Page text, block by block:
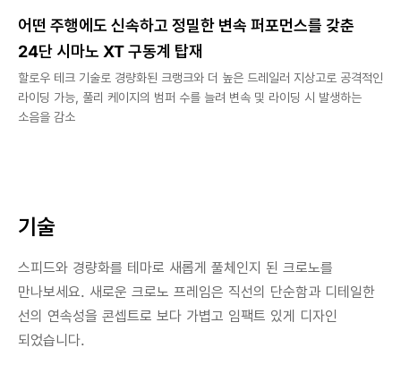
어떤 주행에도 신속하고 정밀한 변속 퍼포먼스를 갖춘
24단 시마노 XT 구동계 탑재
할로우 테크 기술로 경량화된 크랭크와 더 높은 드레일러 지상고로 공격적인
라이딩 가능, 풀리 케이지의 범퍼 수를 늘려 변속 및 라이딩 시 발생하는
소음을 감소
기술
스피드와 경량화를 테마로 새롭게 풀체인지 된 크로노를
만나보세요. 새로운 크로노 프레임은 직선의 단순함과 디테일한
선의 연속성을 콘셉트로 보다 가볍고 임팩트 있게 디자인
되었습니다.